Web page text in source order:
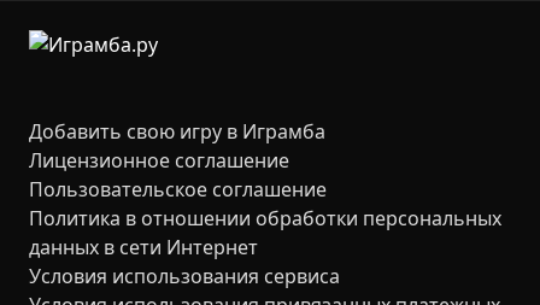
возвращаться снова и снова; просмотр рекламных
роликов удваивает получаемые монеты.
Добавить свою игру в Играмба
Лицензионное соглашение
Пользовательское соглашение
Политика в отношении обработки персональных
данных в сети Интернет
Условия использования сервиса